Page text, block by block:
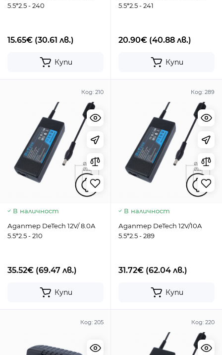
5.5*2.5 - 240
15.65€ (30.61 лв.)
Купи
5.5*2.5 - 241
20.90€ (40.88 лв.)
Купи
Код: 210
В наличност
Адаптер DeTech 12V/ 8.0A
5.5*2.5 - 210
35.52€ (69.47 лв.)
Купи
Код: 289
В наличност
Адаптер DeTech 12V/10A
5.5*2.5 - 289
31.72€ (62.04 лв.)
Купи
Код: 205 Код: 220